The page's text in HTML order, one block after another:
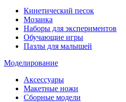
Кинетический песок
Мозаика
Наборы для экспериментов
Обучающие игры
Пазлы для малышей
Моделирование
Аксессуары
Макетные ножи
Сборные модели